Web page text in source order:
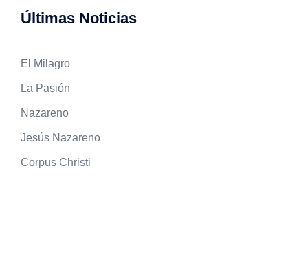
Últimas Noticias
El Milagro
La Pasión
Nazareno
Jesús Nazareno
Corpus Christi